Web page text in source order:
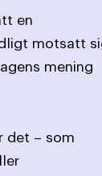
en
motsatt
mening
det – som